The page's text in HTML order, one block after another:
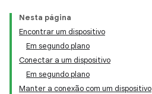
Nesta página
Encontrar um dispositivo
Em segundo plano
Conectar a um dispositivo
Em segundo plano
Manter a conexão com um dispositivo